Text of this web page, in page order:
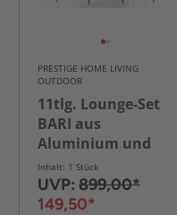
PRESTIGE HOME LIVING
OUTDOOR
11tlg. Lounge-Set
BARI aus
Aluminium und
Rope-Geflecht
inkl.
Polsterauflage -
Inhalt: 1 Stück
UVP: 899,00*
149,50*